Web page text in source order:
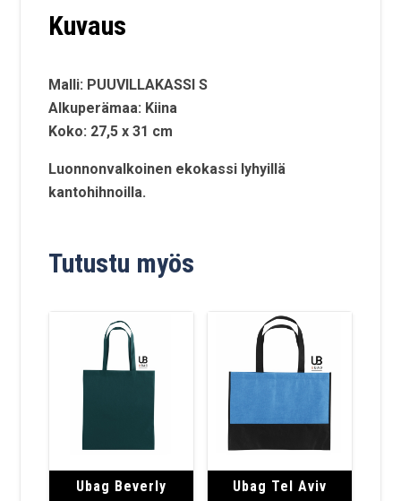
Kuvaus
Malli: PUUVILLAKASSI S
Alkuperämaa: Kiina
Koko: 27,5 x 31 cm
Luonnonvalkoinen ekokassi lyhyillä
kantohihnoilla.
Tutustu myös
Ubag Beverly Ubag Tel Aviv